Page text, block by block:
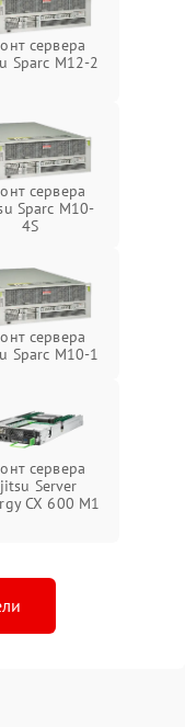
сервера
Sparc M12-2
сервера
Sparc M10-
4S
сервера
Sparc M10-1
сервера
Server
CX 600 M1